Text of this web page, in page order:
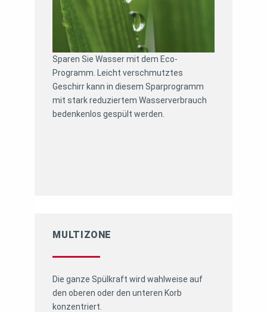
Sparen Sie Wasser mit dem Eco-
Programm. Leicht verschmutztes
Geschirr kann in diesem Sparprogramm
mit stark reduziertem Wasserverbrauch
bedenkenlos gespült werden.
MULTIZONE
Die ganze Spülkraft wird wahlweise auf
den oberen oder den unteren Korb
konzentriert.